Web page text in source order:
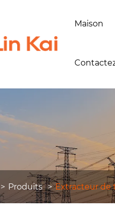
Maison
Produits Extracteur de